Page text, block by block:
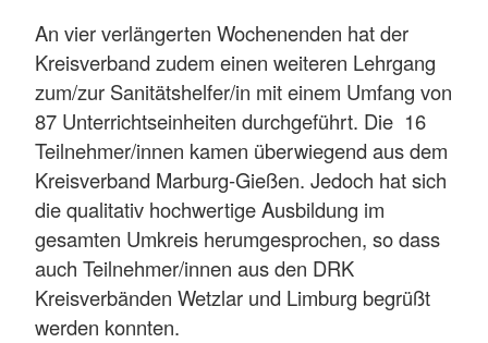
An vier verlängerten Wochenenden hat der
Kreisverband zudem einen weiteren Lehrgang
zum/zur Sanitätshelfer/in mit einem Umfang von
87 Unterrichtseinheiten durchgeführt. Die 16
Teilnehmer/innen kamen überwiegend aus dem
Kreisverband Marburg-Gießen. Jedoch hat sich
die qualitativ hochwertige Ausbildung im
gesamten Umkreis herumgesprochen, so dass
auch Teilnehmer/innen aus den DRK
Kreisverbänden Wetzlar und Limburg begrüßt
werden konnten.